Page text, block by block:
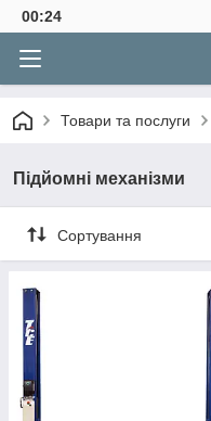
00:24
Товари та послуги
Підйомні механізми
Сортування